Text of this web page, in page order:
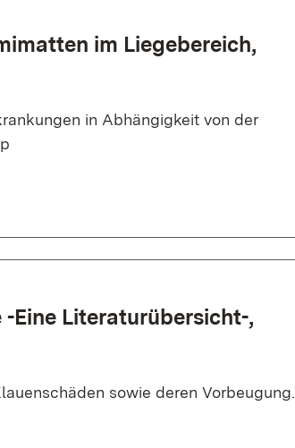
im Liegebereich,
in Abhängigkeit von der
Eine Literaturübersicht-,
sowie deren Vorbeugung.